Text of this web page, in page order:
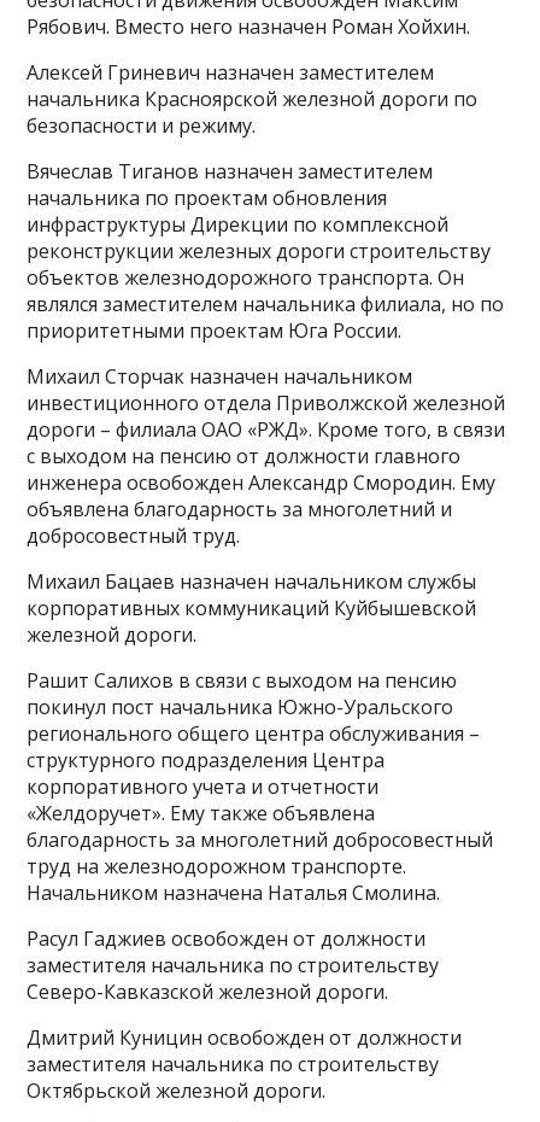
Рябович. Вместо него назначен Роман Хойхин.
Алексей Гриневич назначен заместителем
начальника Красноярской железной дороги по
безопасности и режиму.
Вячеслав Тиганов назначен заместителем
начальника по проектам обновления
инфраструктуры Дирекции по комплексной
реконструкции железных дороги строительству
объектов железнодорожного транспорта. Он
являлся заместителем начальника филиала, но по
приоритетными проектам Юга России.
Михаил Сторчак назначен начальником
инвестиционного отдела Приволжской железной
дороги – филиала ОАО «РЖД». Кроме того, в связи
с выходом на пенсию от должности главного
инженера освобожден Александр Смородин. Ему
объявлена благодарность за многолетний и
добросовестный труд.
Михаил Бацаев назначен начальником службы
корпоративных коммуникаций Куйбышевской
железной дороги.
Рашит Салихов в связи с выходом на пенсию
покинул пост начальника Южно-Уральского
регионального общего центра обслуживания –
структурного подразделения Центра
корпоративного учета и отчетности
«Желдоручет». Ему также объявлена
благодарность за многолетний добросовестный
труд на железнодорожном транспорте.
Начальником назначена Наталья Смолина.
Расул Гаджиев освобожден от должности
заместителя начальника по строительству
Северо-Кавказской железной дороги.
Дмитрий Куницин освобожден от должности
заместителя начальника по строительству
Октябрьской железной дороги.